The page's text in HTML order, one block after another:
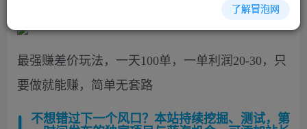
最强赚差价玩法，一天100单，一单利润20-30，只
要做就能赚，简单无套路
不想错过下一个风口？本站持续挖掘、测试，第
了解冒泡网